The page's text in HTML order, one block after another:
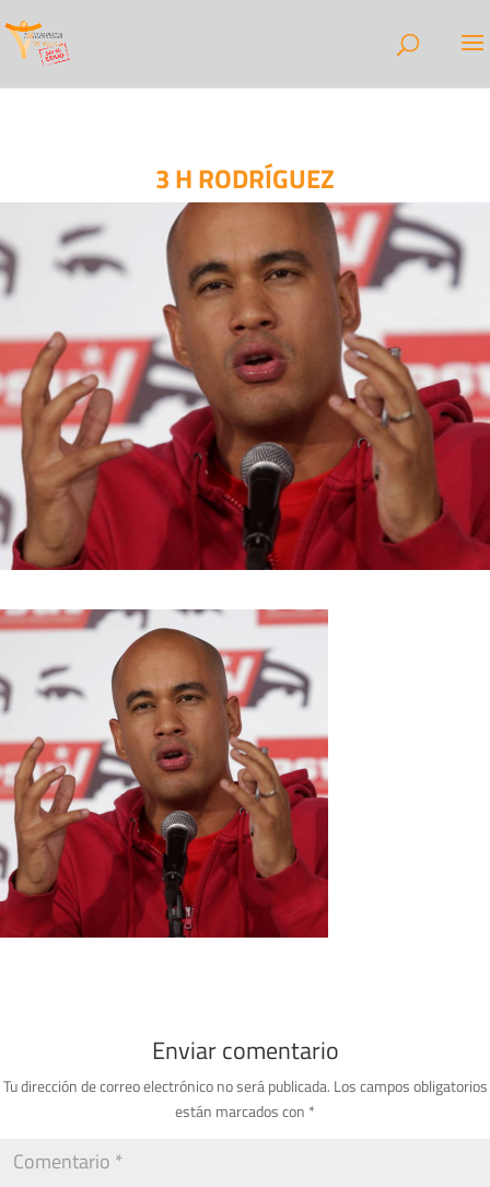
3 H RODRÍGUEZ
Enviar comentario
Tu dirección de correo electrónico no será publicada. Los campos obligatorios
están marcados con *